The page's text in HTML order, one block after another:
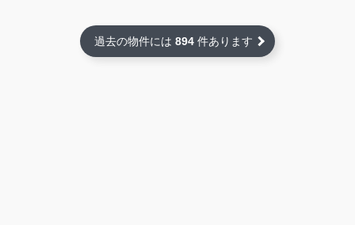
過去の物件には 894 件あります